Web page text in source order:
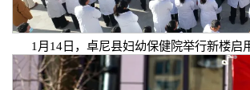
1月14日，卓尼县妇幼保健院举行新楼启